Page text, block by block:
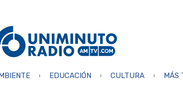
EDUCACIÓN CULTURA MÁS